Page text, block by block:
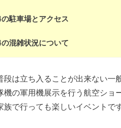
駐車場とアクセス
混雑状況について
段は立ち入ることが出来ない一
機の軍用機展示を行う航空ショ
で行っても楽しいイベントで